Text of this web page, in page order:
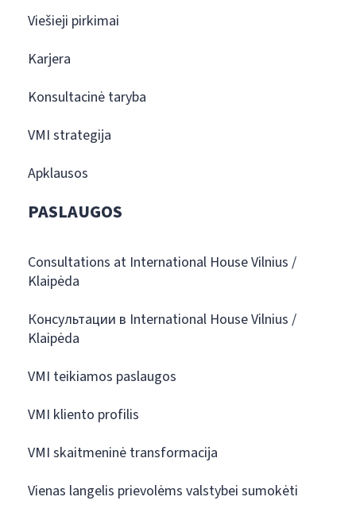
Viešieji pirkimai
Karjera
Konsultacinė taryba
VMI strategija
Apklausos
PASLAUGOS
Consultations at International House Vilnius /
Klaipėda
Консультации в International House Vilnius /
Klaipėda
VMI teikiamos paslaugos
VMI kliento profilis
VMI skaitmeninė transformacija
Vienas langelis prievolėms valstybei sumokėti